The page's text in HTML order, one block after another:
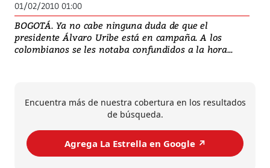
01/02/2010 01:00
BOGOTÁ. Ya no cabe ninguna duda de que el
presidente Álvaro Uribe está en campaña. A los
colombianos se les notaba confundidos a la hora...
Encuentra más de nuestra cobertura en los resultados
de búsqueda.
Agrega La Estrella en Google ↗️